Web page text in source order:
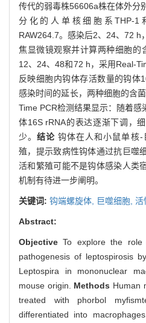
传代的弱毒株56606a株在体外分
分化的人单核细胞系THP-
RAW264.7。感染后2、24、72 h
焦显微镜观察并计算两种细胞的
12、24、48和72 h，采用Real-
反映细胞内钩体存活数量的钩体
感染时间的延长，两种细胞的含
Time PCR检测结果显示：随着感
体16S rRNA的表达逐渐下调，
少。结论钩体在人和小鼠单核
殖，提示致病性钩体通过抗巨噬
活和繁殖可能不是钩体感染人类
机制有待进一步阐明。
关键词: 钩端螺旋体, 巨噬细胞, 活
Abstract:
ObjectiveTo explore the
pathogenesis of leptospirosis
Leptospira in mononuclear
mouse origin. Methods Human
treated with phorbol
differentiated into